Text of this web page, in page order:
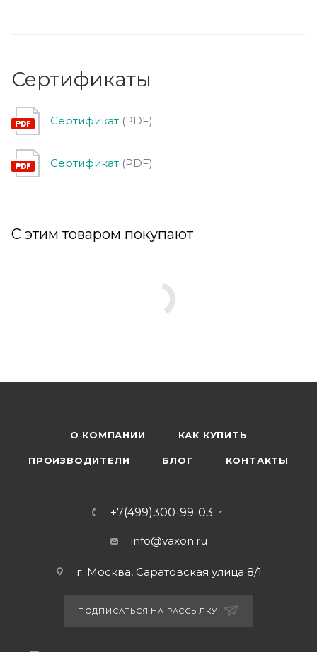
Сертификаты
Сертификат (PDF)
Сертификат (PDF)
С этим товаром покупают
О КОМПАНИИ КАК КУПИТЬ
ПРОИЗВОДИТЕЛИ БЛОГ КОНТАКТЫ
+7(499)300-99-03
info@vaxon.ru
г. Москва, Саратовская улица 8/1
ПОДПИСАТЬСЯ НА РАССЫЛКУ